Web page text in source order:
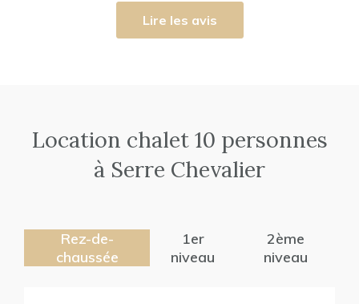
Lire les avis
Location chalet 10 personnes
à Serre Chevalier
Rez-de-
chaussée
1er
niveau
2ème
niveau